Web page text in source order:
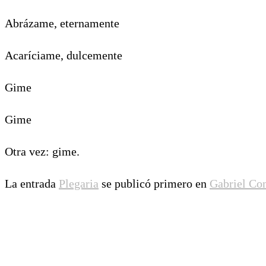
Abrázame, eternamente
Acaríciame, dulcemente
Gime
Gime
Otra vez: gime.
La entrada Plegaria se publicó primero en Gabriel